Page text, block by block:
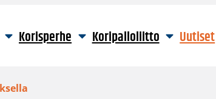
Korisperhe Koripalloliitto Uutiset